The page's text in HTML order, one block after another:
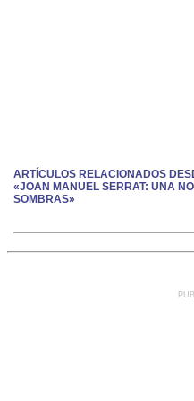
ARTÍCULOS RELACIONADOS
«JOAN MANUEL SERRAT: UNA
SOMBRAS»